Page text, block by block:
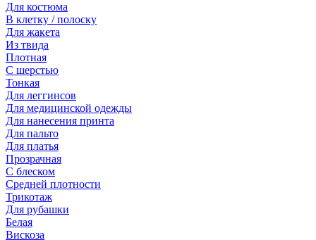
Для костюма
В клетку / полоску
Для жакета
Из твида
Плотная
С шерстью
Тонкая
Для леггинсов
Для медицинской одежды
Для нанесения принта
Для пальто
Для платья
Прозрачная
С блеском
Средней плотности
Трикотаж
Для рубашки
Белая
Вискоза